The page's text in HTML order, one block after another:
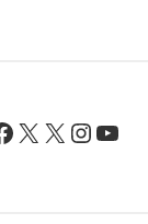
X X InstagramYouTube